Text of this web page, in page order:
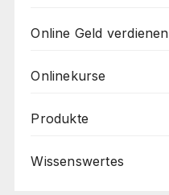
Online Geld verdienen
Onlinekurse
Produkte
Wissenswertes